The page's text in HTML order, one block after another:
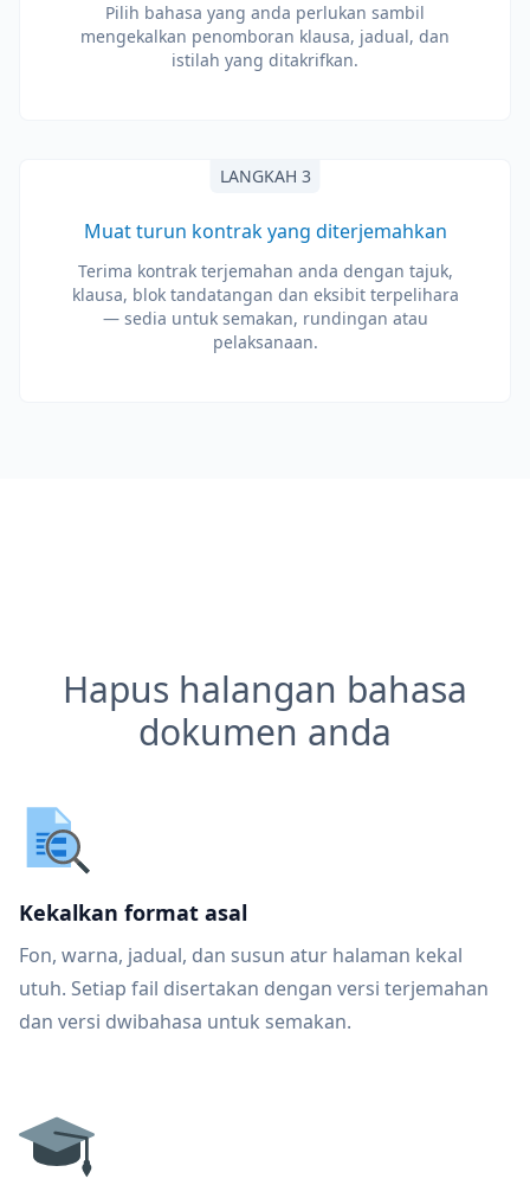
Pilih bahasa yang anda perlukan sambil
mengekalkan penomboran klausa, jadual, dan
istilah yang ditakrifkan.
LANGKAH 3
Muat turun kontrak yang diterjemahkan
Terima kontrak terjemahan anda dengan tajuk,
klausa, blok tandatangan dan eksibit terpelihara
— sedia untuk semakan, rundingan atau
pelaksanaan.
Hapus halangan bahasa
dokumen anda
Kekalkan format asal
Fon, warna, jadual, dan susun atur halaman kekal
utuh. Setiap fail disertakan dengan versi terjemahan
dan versi dwibahasa untuk semakan.